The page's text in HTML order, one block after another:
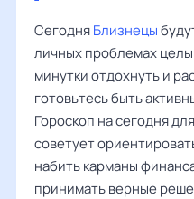
СегодняБлизнецы
личных проблемах
минутки отдохнуть и
готовьтесь быть
Гороскоп на сегодня
советует
набить карманы
принимать верные